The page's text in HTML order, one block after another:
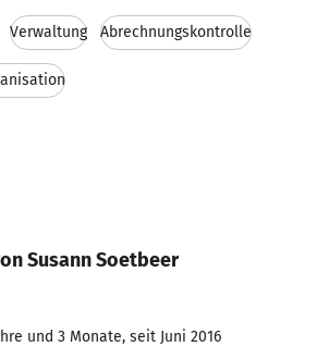
Verwaltung Abrechnungskontrolle
Susann Soetbeer
und 3 Monate, seit Juni 2016